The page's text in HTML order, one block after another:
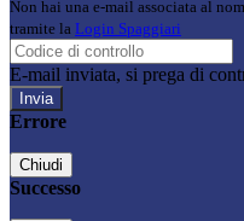
Non hai una e-mail associata al
tramite la Login Spaggiari
E-mail inviata, si prega di
Errore
Chiudi
Successo